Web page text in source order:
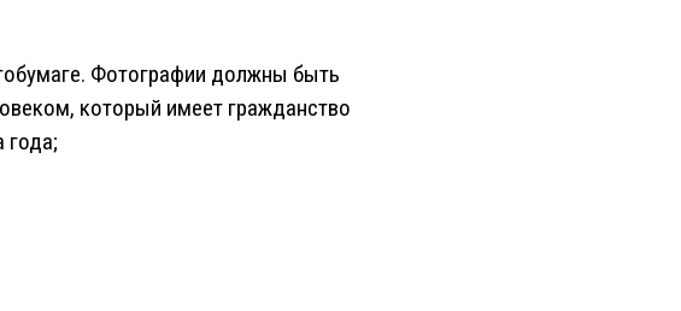
Фотографии должны быть
который имеет гражданство
года;